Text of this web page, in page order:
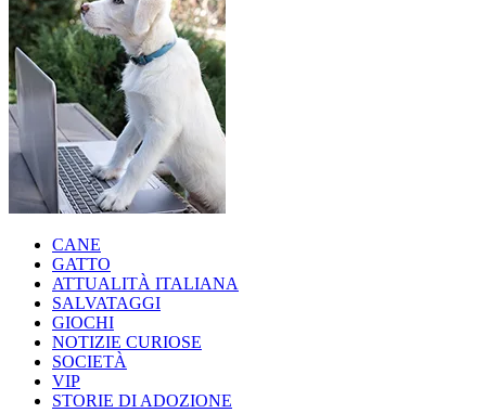
CANE
GATTO
ATTUALITÀ ITALIANA
SALVATAGGI
GIOCHI
NOTIZIE CURIOSE
SOCIETÀ
VIP
STORIE DI ADOZIONE